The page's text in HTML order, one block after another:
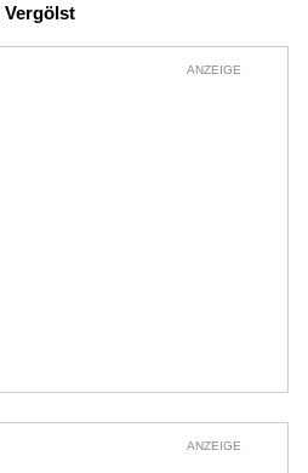
Vergölst
ANZEIGE
ANZEIGE